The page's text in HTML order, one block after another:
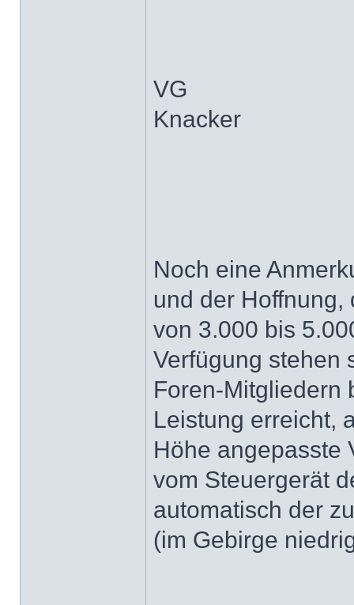
VG
Knacker
Noch eine
und der
von 3.000 bis
Verfügung stehen
Foren-Mitgliedern
Leistung erreicht,
Höhe angepasste
vom Steuergerät
automatisch der
(im Gebirge